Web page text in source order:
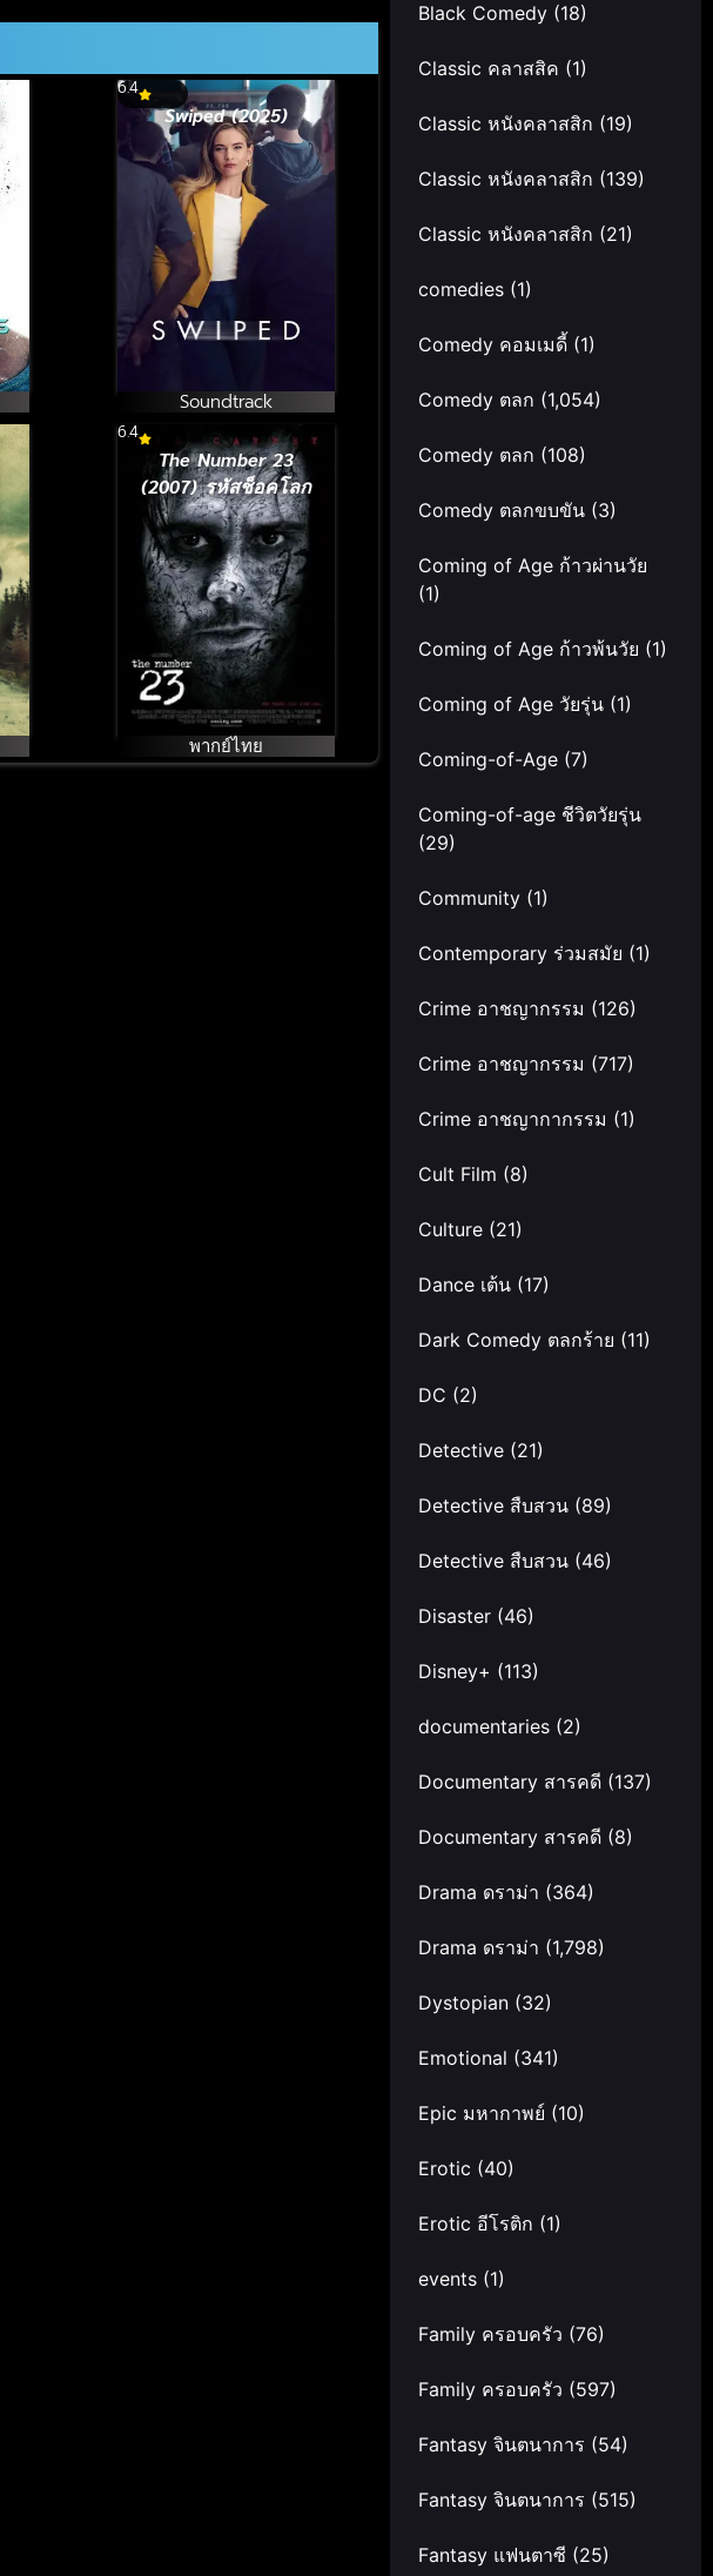
6.4
Swiped (2025)
Soundtrack
6.4
The Number 23
(2007) รหัสช็อคโลก
พากย์ไทย
Black Comedy (18)
Classic คลาสสิค (1)
Classic หนังคลาสสิก (19)
Classic หนังคลาสสิก (139)
Classic หนังคลาสสิก (21)
comedies (1)
Comedy คอมเมดี้ (1)
Comedy ตลก (1,054)
Comedy ตลก (108)
Comedy ตลกขบขัน (3)
Coming of Age ก้าวผ่านวัย
(1)
Coming of Age ก้าวพ้นวัย (1)
Coming of Age วัยรุ่น (1)
Coming-of-Age (7)
Coming-of-age ชีวิตวัยรุ่น
(29)
Community (1)
Contemporary ร่วมสมัย (1)
Crime อาชญากรรม (126)
Crime อาชญากรรม (717)
Crime อาชญากากรรม (1)
Cult Film (8)
Culture (21)
Dance เต้น (17)
Dark Comedy ตลกร้าย (11)
DC (2)
Detective (21)
Detective สืบสวน (89)
Detective สืบสวน (46)
Disaster (46)
Disney+ (113)
documentaries (2)
Documentary สารคดี (137)
Documentary สารคดี (8)
Drama ดราม่า (364)
Drama ดราม่า (1,798)
Dystopian (32)
Emotional (341)
Epic มหากาพย์ (10)
Erotic (40)
Erotic อีโรติก (1)
events (1)
Family ครอบครัว (76)
Family ครอบครัว (597)
Fantasy จินตนาการ (54)
Fantasy จินตนาการ (515)
Fantasy แฟนตาซี (25)